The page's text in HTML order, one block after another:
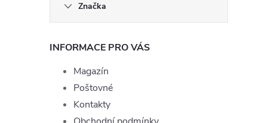
Značka
INFORMACE PRO VÁS
Magazín
Poštovné
Kontakty